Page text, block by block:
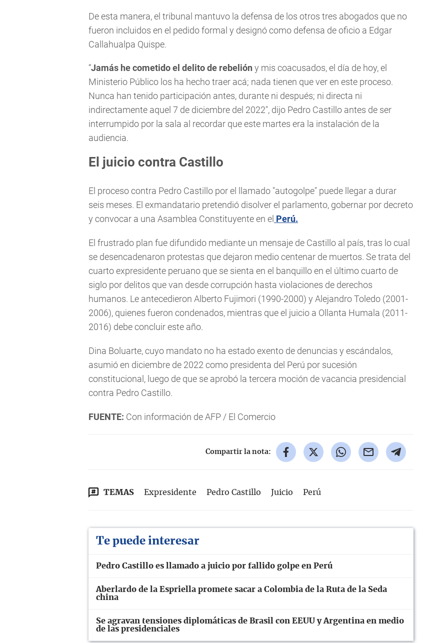
De esta manera, el tribunal mantuvo la defensa de los otros tres abogados que no
fueron incluidos en el pedido formal y designó como defensa de oficio a Edgar
Callahualpa Quispe.
“Jamás he cometido el delito de rebelión y mis coacusados, el día de hoy, el
Ministerio Público los ha hecho traer acá; nada tienen que ver en este proceso.
Nunca han tenido participación antes, durante ni después; ni directa ni
indirectamente aquel 7 de diciembre del 2022″, dijo Pedro Castillo antes de ser
interrumpido por la sala al recordar que este martes era la instalación de la
audiencia.
El juicio contra Castillo
El proceso contra Pedro Castillo por el llamado "autogolpe" puede llegar a durar
seis meses. El exmandatario pretendió disolver el parlamento, gobernar por decreto
y convocar a una Asamblea Constituyente en el Perú.
El frustrado plan fue difundido mediante un mensaje de Castillo al país, tras lo cual
se desencadenaron protestas que dejaron medio centenar de muertos. Se trata del
cuarto expresidente peruano que se sienta en el banquillo en el último cuarto de
siglo por delitos que van desde corrupción hasta violaciones de derechos
humanos. Le antecedieron Alberto Fujimori (1990-2000) y Alejandro Toledo (2001-
2006), quienes fueron condenados, mientras que el juicio a Ollanta Humala (2011-
2016) debe concluir este año.
Dina Boluarte, cuyo mandato no ha estado exento de denuncias y escándalos,
asumió en diciembre de 2022 como presidenta del Perú por sucesión
constitucional, luego de que se aprobó la tercera moción de vacancia presidencial
contra Pedro Castillo.
FUENTE: Con información de AFP / El Comercio
Compartir la nota:
TEMAS Expresidente Pedro Castillo Juicio Perú
Te puede interesar
Pedro Castillo es llamado a juicio por fallido golpe en Perú
Aberlardo de la Espriella promete sacar a Colombia de la Ruta de la Seda
china
Se agravan tensiones diplomáticas de Brasil con EEUU y Argentina en medio
de las presidenciales